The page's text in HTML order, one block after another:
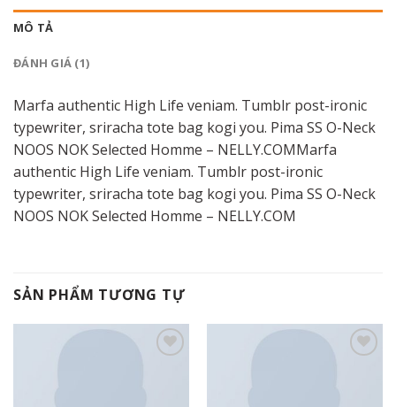
MÔ TẢ
ĐÁNH GIÁ (1)
Marfa authentic High Life veniam. Tumblr post-ironic
typewriter, sriracha tote bag kogi you. Pima SS O-Neck
NOOS NOK Selected Homme – NELLY.COMMarfa
authentic High Life veniam. Tumblr post-ironic
typewriter, sriracha tote bag kogi you. Pima SS O-Neck
NOOS NOK Selected Homme – NELLY.COM
SẢN PHẨM TƯƠNG TỰ